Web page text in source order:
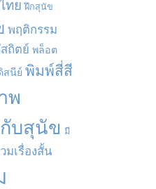
ทย ฝึกสุนัข
พฤติกรรม
ถิตย์ พล็อต
สนีย์ พิมพ์สี่สี
พ
บสุนัข มี
มเรื่องสั้น